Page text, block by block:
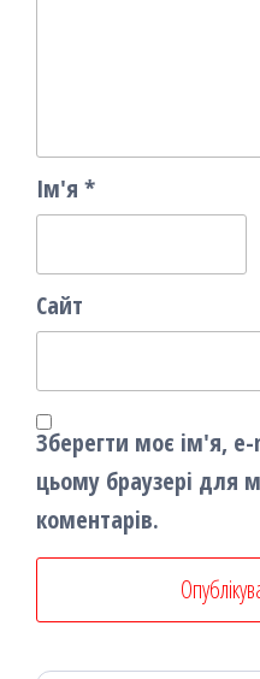
Ім'я *
Сайт
Зберегти моє ім'я,
цьому браузері для
коментарів.